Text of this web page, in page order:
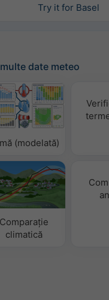
Try it for Basel
date meteo
(modelată)
Comparație
climatică